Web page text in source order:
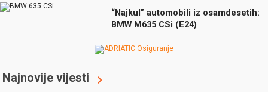
“Najkul” automobili iz osamdesetih:
BMW M635 CSi (E24)
Najnovije vijesti